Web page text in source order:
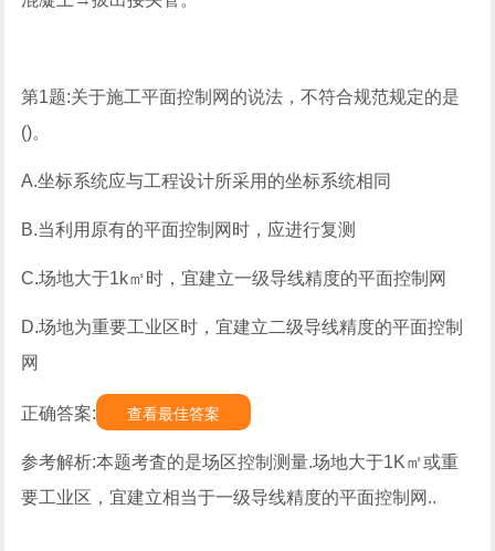
第1题:关于施工平面控制网的说法，不符合规范规定的是
()。
A.坐标系统应与工程设计所采用的坐标系统相同
B.当利用原有的平面控制网时，应进行复测
C.场地大于1k㎡时，宜建立一级导线精度的平面控制网
D.场地为重要工业区时，宜建立二级导线精度的平面控制
网
正确答案: 查看最佳答案
参考解析:本题考査的是场区控制测量.场地大于1K㎡或重
要工业区，宜建立相当于一级导线精度的平面控制网..